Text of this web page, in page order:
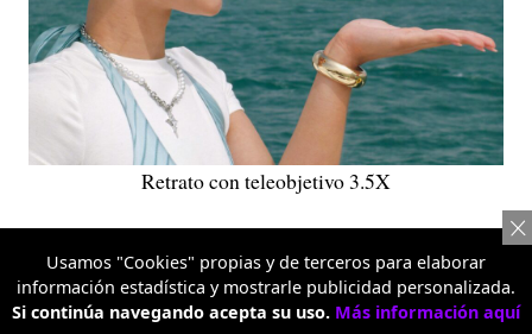
Retrato con teleobjetivo 3.5X
Diseño de Planetas 3D Pop
Cada generación de la serie Reno introduce una nueva
Usamos "Cookies" propias y de terceros para elaborar
información estadística y mostrarle publicidad personalizada.
Si continúa navegando acepta su uso. Más información aquí